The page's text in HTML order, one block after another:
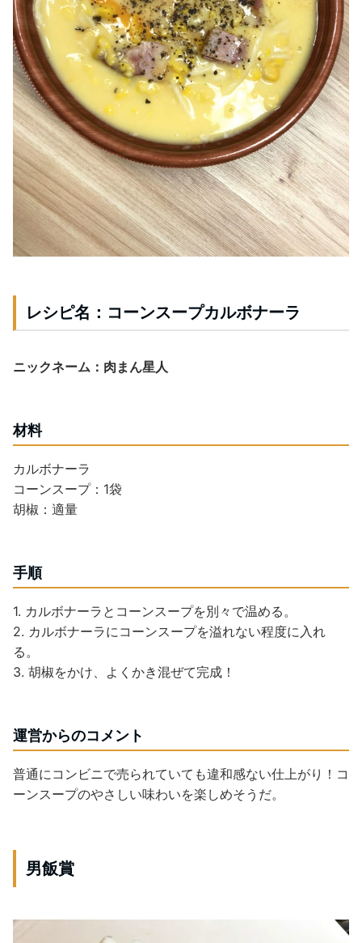
レシピ名：コーンスープカルボナーラ
ニックネーム：肉まん星人
材料
カルボナーラ
コーンスープ：1袋
胡椒：適量
手順
1. カルボナーラとコーンスープを別々で温める。
2. カルボナーラにコーンスープを溢れない程度に入れ
る。
3. 胡椒をかけ、よくかき混ぜて完成！
運営からのコメント
普通にコンビニで売られていても違和感ない仕上がり！コ
ーンスープのやさしい味わいを楽しめそうだ。
男飯賞